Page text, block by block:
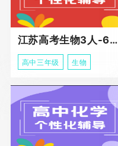
江苏高考生物3人-6人小班助力课程
高中三年级 生物